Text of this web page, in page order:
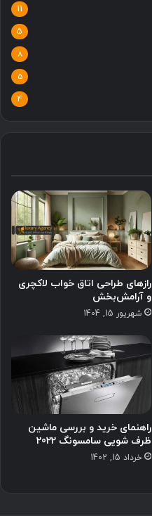
11
5
8
5
4
رازهای طراحی اتاق خواب لاکچری
و آرامش‌بخش
شهریور 15, 1404
راهنمای خرید و بررسی ماشین
ظرف شویی سامسونگ 2022
خرداد 15, 1402